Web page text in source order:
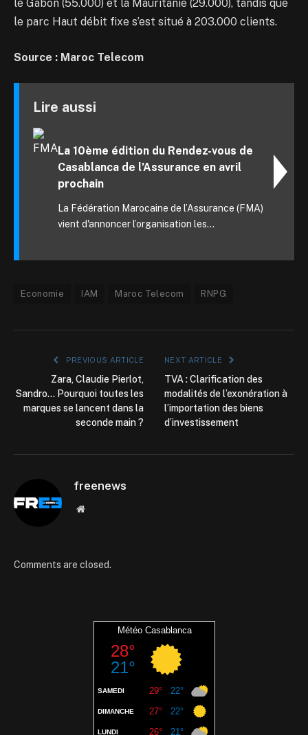
le Gabon (55.000) et la Mauritanie (29.000), tandis que
le parc Haut débit fixe s’est situé à 203.000 clients.
Source : Maroc Telecom
Lire aussi
La 10ème édition du Rendez-vous de
Casablanca de l’Assurance en avril
prochain
La Fédération Marocaine de l’Assurance (FMA)
vient d'annoncer l’organisation les...
Economie IAM Maroc Telecom RNPG
PREVIOUS ARTICLE
Zara, Claudie Pierlot,
Sandro… Pourquoi toutes les
marques se lancent dans la
seconde main ?
NEXT ARTICLE
TVA : Clarification des
modalités de l’exonération à
l’importation des biens
d’investissement
freenews
Website
Comments are closed.